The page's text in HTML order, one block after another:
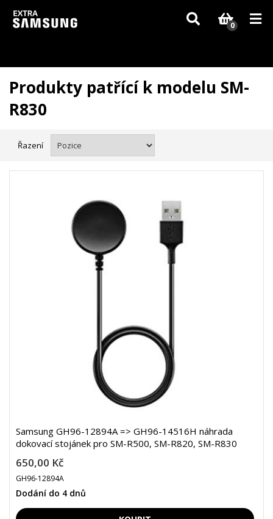
Vzhledem k aktuální situaci se může dodání dílů, které nejsou skladem,
zpozdit. Děkujeme za pochopení.
0
Produkty patřící k modelu SM-
R830
Řazení
Samsung GH96-12894A => GH96-14516H náhrada
dokovací stojánek pro SM-R500, SM-R820, SM-R830
650,00 Kč
GH96-12894A
Dodání do 4 dnů